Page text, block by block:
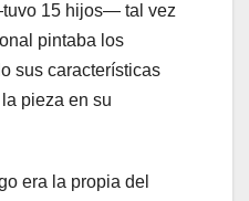
15 hijos— tal vez
pintaba los
sus características
pieza en su
era la propia del